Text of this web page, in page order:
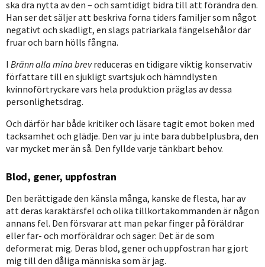
ska dra nytta av den – och samtidigt bidra till att förändra den.
Han ser det säljer att beskriva forna tiders familjer som något
negativt och skadligt, en slags patriarkala fängelsehålor där
fruar och barn hölls fångna.
I Bränn alla mina brevreduceras en tidigare viktig konservativ
författare till en sjukligt svartsjuk och hämndlysten
kvinnoförtryckare vars hela produktion präglas av dessa
personlighetsdrag.
Och därför har både kritiker och läsare tagit emot boken med
tacksamhet och glädje. Den var ju inte bara dubbelplusbra, den
var mycket mer än så. Den fyllde varje tänkbart behov.
Blod, gener, uppfostran
Den berättigade den känsla många, kanske de flesta, har av
att deras karaktärsfel och olika tillkortakommanden är någon
annans fel. Den försvarar att man pekar finger på föräldrar
eller far- och morföräldrar och säger: Det är de som
deformerat mig. Deras blod, gener och uppfostran har gjort
mig till den dåliga människa som är jag.